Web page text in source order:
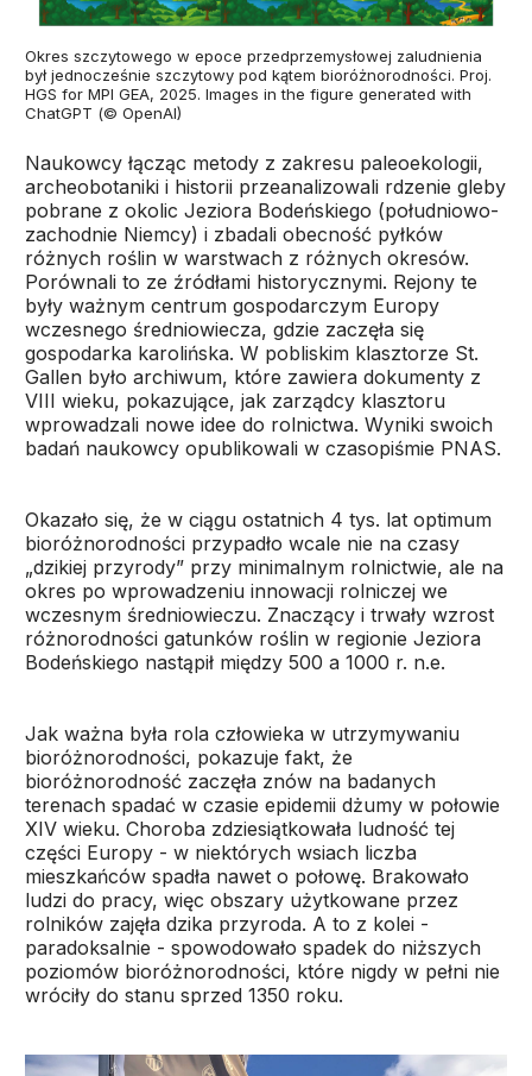
Okres szczytowego w epoce przedprzemysłowej zaludnienia
był jednocześnie szczytowy pod kątem bioróżnorodności. Proj.
HGS for MPI GEA, 2025. Images in the figure generated with
ChatGPT (© OpenAI)
Naukowcy łącząc metody z zakresu paleoekologii,
archeobotaniki i historii przeanalizowali rdzenie gleby
pobrane z okolic Jeziora Bodeńskiego (południowo-
zachodnie Niemcy) i zbadali obecność pyłków
różnych roślin w warstwach z różnych okresów.
Porównali to ze źródłami historycznymi. Rejony te
były ważnym centrum gospodarczym Europy
wczesnego średniowiecza, gdzie zaczęła się
gospodarka karolińska. W pobliskim klasztorze St.
Gallen było archiwum, które zawiera dokumenty z
VIII wieku, pokazujące, jak zarządcy klasztoru
wprowadzali nowe idee do rolnictwa. Wyniki swoich
badań naukowcy opublikowali w czasopiśmie PNAS.
Okazało się, że w ciągu ostatnich 4 tys. lat optimum
bioróżnorodności przypadło wcale nie na czasy
„dzikiej przyrody” przy minimalnym rolnictwie, ale na
okres po wprowadzeniu innowacji rolniczej we
wczesnym średniowieczu. Znaczący i trwały wzrost
różnorodności gatunków roślin w regionie Jeziora
Bodeńskiego nastąpił między 500 a 1000 r. n.e.
Jak ważna była rola człowieka w utrzymywaniu
bioróżnorodności, pokazuje fakt, że
bioróżnorodność zaczęła znów na badanych
terenach spadać w czasie epidemii dżumy w połowie
XIV wieku. Choroba zdziesiątkowała ludność tej
części Europy - w niektórych wsiach liczba
mieszkańców spadła nawet o połowę. Brakowało
ludzi do pracy, więc obszary użytkowane przez
rolników zajęła dzika przyroda. A to z kolei -
paradoksalnie - spowodowało spadek do niższych
poziomów bioróżnorodności, które nigdy w pełni nie
wróciły do stanu sprzed 1350 roku.